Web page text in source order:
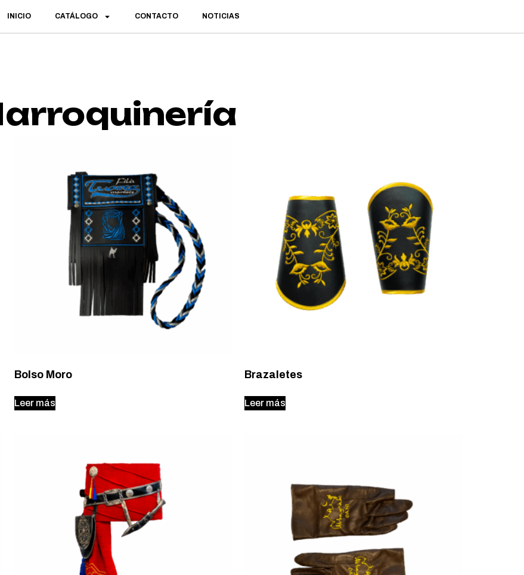
INICIO CATÁLOGO CONTACTO NOTICIAS
Bolso Moro
Leer más
Brazaletes
Leer más